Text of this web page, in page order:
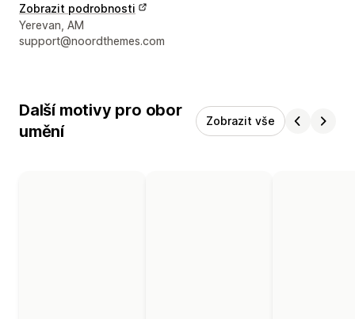
Zobrazit podrobnosti
Kontaktní údaje designéra
Yerevan, AM
support@noordthemes.com
Další motivy pro obor
umění
Zobrazit vše